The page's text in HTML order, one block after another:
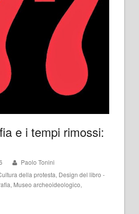
e i tempi rimossi:
Paolo Tonini
della protesta, Design del libro -
, Museo archeoideologico,